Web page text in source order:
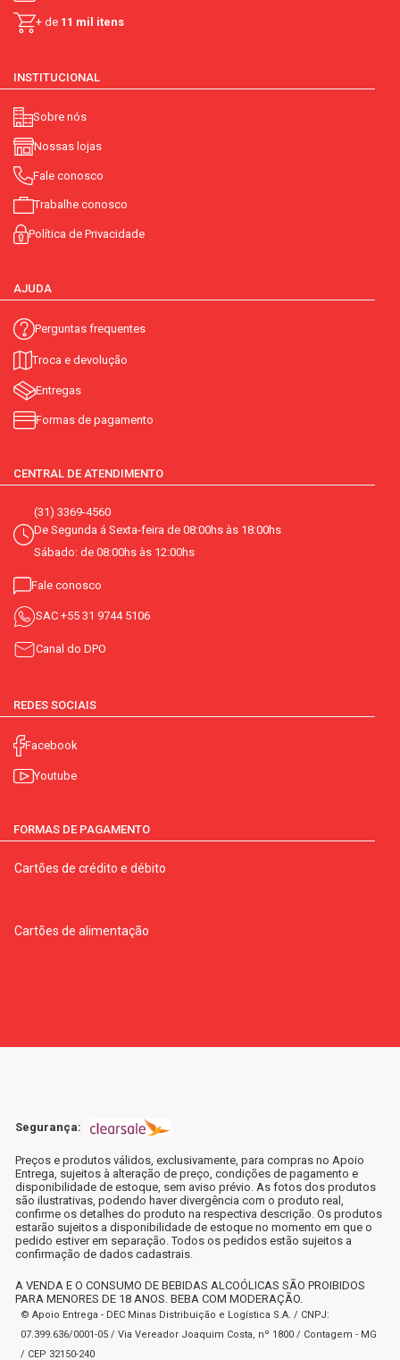
+ de 11 mil itens
INSTITUCIONAL
Sobre nós
Nossas lojas
Fale conosco
Trabalhe conosco
Política de Privacidade
AJUDA
Perguntas frequentes
Troca e devolução
Entregas
Formas de pagamento
CENTRAL DE ATENDIMENTO
(31) 3369-4560
De Segunda á Sexta-feira de 08:00hs às 18:00hs
Sábado: de 08:00hs às 12:00hs
Fale conosco
SAC +55 31 9744 5106
Canal do DPO
REDES SOCIAIS
Facebook
Youtube
FORMAS DE PAGAMENTO
Cartões de crédito e débito
Cartões de alimentação
Segurança:
Preços e produtos válidos, exclusivamente, para compras no Apoio
Entrega, sujeitos à alteração de preço, condições de pagamento e
disponibilidade de estoque, sem aviso prévio. As fotos dos produtos
são ilustrativas, podendo haver divergência com o produto real,
confirme os detalhes do produto na respectiva descrição. Os produtos
estarão sujeitos a disponibilidade de estoque no momento em que o
pedido estiver em separação. Todos os pedidos estão sujeitos a
confirmação de dados cadastrais.
A VENDA E O CONSUMO DE BEBIDAS ALCOÓLICAS SÃO PROIBIDOS
PARA MENORES DE 18 ANOS. BEBA COM MODERAÇÃO.
© Apoio Entrega - DEC Minas Distribuição e Logística S.A. / CNPJ:
07.399.636/0001-05 / Via Vereador Joaquim Costa, nº 1800 / Contagem - MG
/ CEP 32150-240